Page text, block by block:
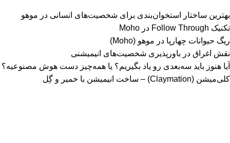
بهترین ساختار استخوان‌بندی برای شخصیت‌های انسانی در موهو
تکنیک Follow Through در Moho
ریگ حیوانات چهارپا در موهو (Moho)
نقش اغراق در باورپذیری شخصیت‌های انیمیشنی
آیا هنوز باید سه‌بعدی‌ رو یاد بگیریم؟ یا همه‌چیز دست هوش مصنوعیه؟
کلی‌میشن (Claymation) – ساخت انیمیشن با خمیر و گِل